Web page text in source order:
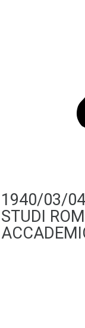
1940/03/04
STUDI